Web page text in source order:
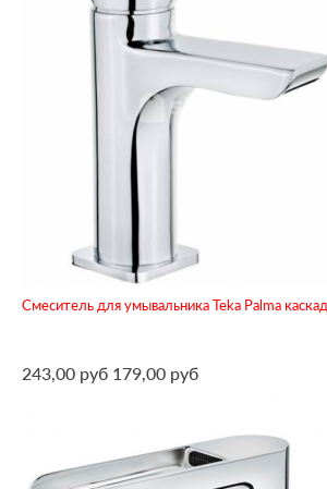
Смеситель для умывальника Teka Palma
243,00 руб 179,00 руб